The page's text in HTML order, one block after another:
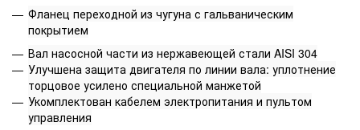
Фланец переходной из чугуна с гальваническим
покрытием
Вал насосной части из нержавеющей стали AISI 304
Улучшена защита двигателя по линии вала: уплотнение
торцовое усилено специальной манжетой
Укомплектован кабелем электропитания и пультом
управления